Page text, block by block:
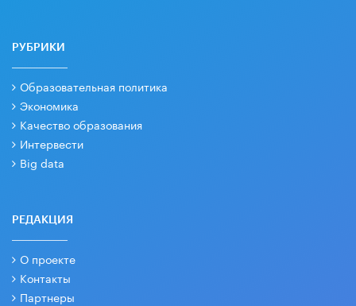
РУБРИКИ
Образовательная политика
Экономика
Качество образования
Интервести
Big data
РЕДАКЦИЯ
О проекте
Контакты
Партнеры